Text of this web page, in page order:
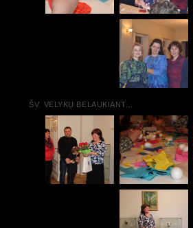
ŠV. VELYKŲ BELAUKIANT...